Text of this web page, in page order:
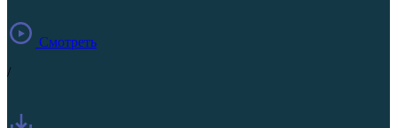
Смотреть
/